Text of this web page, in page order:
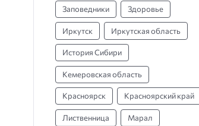
Заповедники Здоровье
Иркутск Иркутская область
История Сибири
Кемеровская область
Красноярск Красноярский край
Лиственница Марал